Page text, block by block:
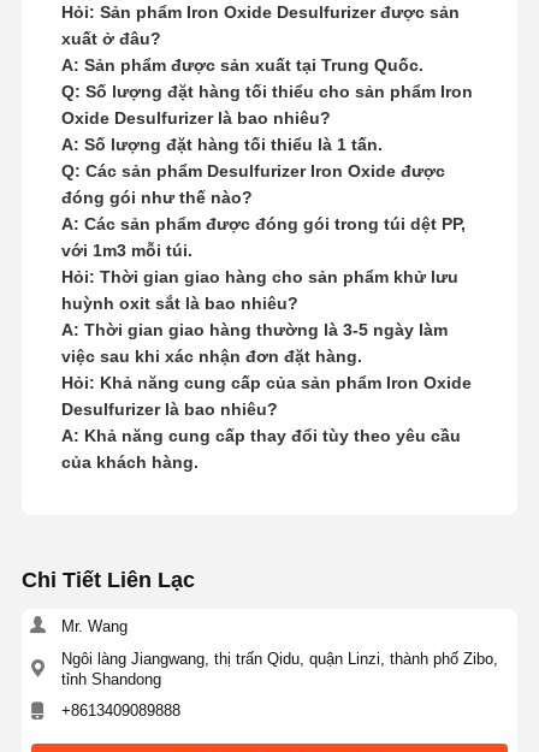
Hỏi: Sản phẩm Iron Oxide Desulfurizer được sản
xuất ở đâu?
A: Sản phẩm được sản xuất tại Trung Quốc.
Q: Số lượng đặt hàng tối thiểu cho sản phẩm Iron
Oxide Desulfurizer là bao nhiêu?
A: Số lượng đặt hàng tối thiểu là 1 tấn.
Q: Các sản phẩm Desulfurizer Iron Oxide được
đóng gói như thế nào?
A: Các sản phẩm được đóng gói trong túi dệt PP,
với 1m3 mỗi túi.
Hỏi: Thời gian giao hàng cho sản phẩm khử lưu
huỳnh oxit sắt là bao nhiêu?
A: Thời gian giao hàng thường là 3-5 ngày làm
việc sau khi xác nhận đơn đặt hàng.
Hỏi: Khả năng cung cấp của sản phẩm Iron Oxide
Desulfurizer là bao nhiêu?
A: Khả năng cung cấp thay đổi tùy theo yêu cầu
của khách hàng.
Chi Tiết Liên Lạc
Mr. Wang
Ngôi làng Jiangwang, thị trấn Qidu, quận Linzi, thành phố Zibo,
tỉnh Shandong
+8613409089888